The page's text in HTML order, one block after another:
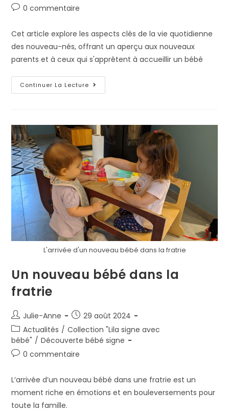
0 commentaire
Cet article explore les aspects clés de la vie quotidienne
des nouveau-nés, offrant un aperçu aux nouveaux
parents et à ceux qui s'apprêtent à accueillir un bébé
Continuer La Lecture
L'arrivée d'un nouveau bébé dans la fratrie
Un nouveau bébé dans la
fratrie
Julie-Anne
29 août 2024
Actualités / Collection "Lila signe avec
bébé" / Découverte bébé signe
0 commentaire
L’arrivée d’un nouveau bébé dans une fratrie est un
moment riche en émotions et en bouleversements pour
toute la famille.